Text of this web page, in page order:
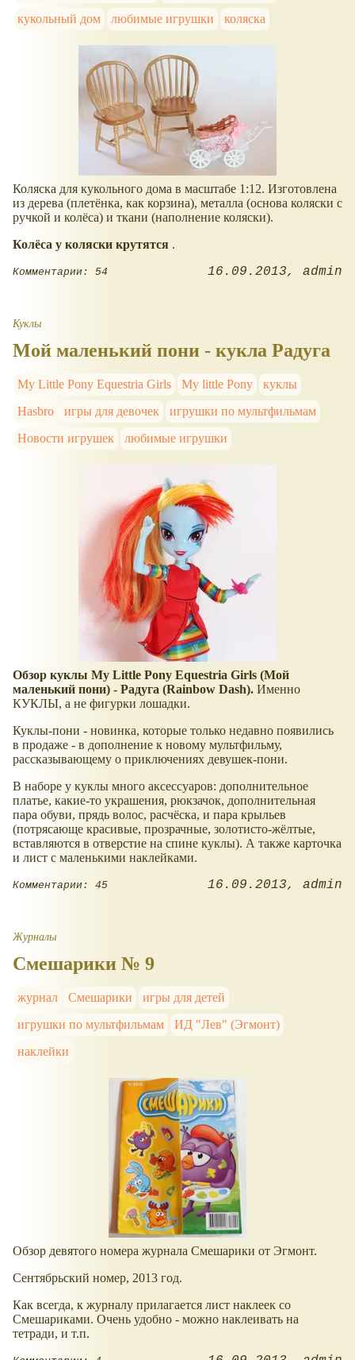
кукольный дом
любимые игрушки коляска
Коляска для кукольного дома в масштабе 1:12. Изготовлена
из дерева (плетёнка, как корзина), металла (основа коляски с
ручкой и колёса) и ткани (наполнение коляски).
Колёса у коляски крутятся .
Комментарии: 54 16.09.2013 admin
Куклы
Мой маленький пони - кукла Радуга
My Little Pony Equestria Girls My little Pony
куклы
Hasbro
игры для девочек
игрушки по мультфильмам
Новости игрушек
любимые игрушки
Обзор куклы My Little Pony Equestria Girls (Мой
маленький пони) - Радуга (Rainbow Dash). Именно
КУКЛЫ, а не фигурки лошадки.
Куклы-пони - новинка, которые только недавно появились
в продаже - в дополнение к новому мультфильму,
рассказывающему о приключениях девушек-пони.
В наборе у куклы много аксессуаров: дополнительное
платье, какие-то украшения, рюкзачок, дополнительная
пара обуви, прядь волос, расчёска, и пара крыльев
(потрясающе красивые, прозрачные, золотисто-жёлтые,
вставляются в отверстие на спине куклы). А также карточка
и лист с маленькими наклейками.
Комментарии: 45 16.09.2013 admin
Журналы
Смешарики № 9
журнал Смешарики
игры для детей
игрушки по мультфильмам
ИД "Лев" (Эгмонт)
наклейки
Обзор девятого номера журнала Смешарики от Эгмонт.
Сентябрьский номер, 2013 год.
Как всегда, к журналу прилагается лист наклеек со
Смешариками. Очень удобно - можно наклеивать на
тетради, и т.п.